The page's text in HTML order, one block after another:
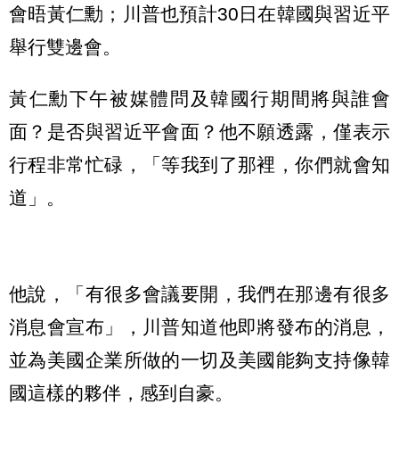
會晤黃仁勳；川普也預計30日在韓國與習近平
舉行雙邊會。
黃仁勳下午被媒體問及韓國行期間將與誰會
面？是否與習近平會面？他不願透露，僅表示
行程非常忙碌，「等我到了那裡，你們就會知
道」。
他說，「有很多會議要開，我們在那邊有很多
消息會宣布」，川普知道他即將發布的消息，
並為美國企業所做的一切及美國能夠支持像韓
國這樣的夥伴，感到自豪。